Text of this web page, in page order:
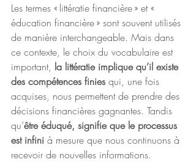
Les termes « littératie financière » et «
éducation financière » sont souvent utilisés
de manière interchangeable. Mais dans
ce contexte, le choix du vocabulaire est
important, la littératie implique qu’il existe
des compétences finies qui, une fois
acquises, nous permettent de prendre des
décisions financières gagnantes. Tandis
qu’être éduqué, signifie que le processus
est infini à mesure que nous continuons à
recevoir de nouvelles informations.